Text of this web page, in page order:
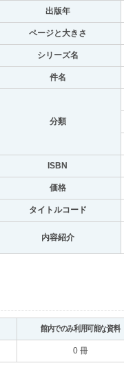
出版年
ページと大きさ
シリーズ名
件名
分類
ISBN
価格
タイトルコード
内容紹介
館内でのみ利用可能な資料
0 冊